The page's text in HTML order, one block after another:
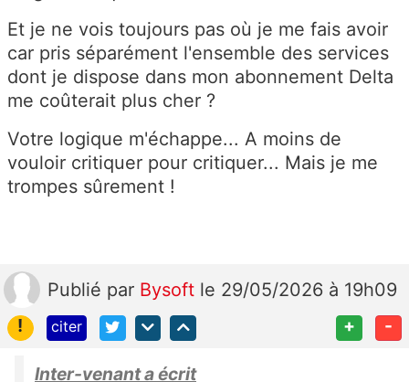
Et je ne vois toujours pas où je me fais avoir
car pris séparément l'ensemble des services
dont je dispose dans mon abonnement Delta
me coûterait plus cher ?
Votre logique m'échappe... A moins de
vouloir critiquer pour critiquer... Mais je me
trompes sûrement !
Publié par Bysoft le 29/05/2026 à 19h09
!
citer + -
Inter-venant a écrit